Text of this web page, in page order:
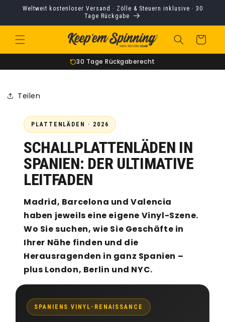
zum
Weltweit kostenloser Versand · Zölle & Steuern inklusive · 30
Tage Rückgabe
Warenkorb
Teilen
PLATTENLÄDEN · 2026
SCHALLPLATTENLÄDEN IN
SPANIEN: DER ULTIMATIVE
LEITFADEN
Madrid, Barcelona und Valencia
haben jeweils eine eigene Vinyl-Szene.
Wo Sie suchen, wie Sie Geschäfte in
Ihrer Nähe finden und die
Herausragenden in ganz Spanien –
plus London, Berlin und NYC.
SPANIENS VINYL-RENAISSANCE